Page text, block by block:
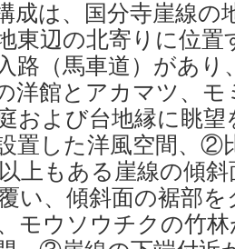
成は、国分寺崖線の
東辺の北寄りに位置
路（馬車道）があ
洋館とアカマツ、モ
および台地縁に眺望
置した洋風空間、②
上もある崖線の傾斜
い、傾斜面の裾部を
モウソウチクの竹林